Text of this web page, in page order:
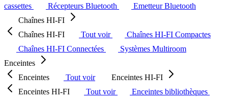
cassettes
Récepteurs Bluetooth
Emetteur Bluetooth
Chaînes HI-FI
Chaînes HI-FI
Tout voir
Chaînes HI-FI Compactes
Chaînes HI-FI Connectées
Systèmes Multiroom
Enceintes
Enceintes
Tout voir
Enceintes HI-FI
Enceintes HI-FI
Tout voir
Enceintes bibliothèques